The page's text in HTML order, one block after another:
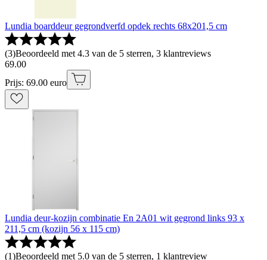
Lundia boarddeur gegrondverfd opdek rechts 68x201,5 cm
(3)Beoordeeld met 4.3 van de 5 sterren, 3 klantreviews
69.00
Prijs: 69.00 euro
Lundia deur-kozijn combinatie En 2A01 wit gegrond links 93 x
211,5 cm (kozijn 56 x 115 cm)
(1)Beoordeeld met 5.0 van de 5 sterren, 1 klantreview